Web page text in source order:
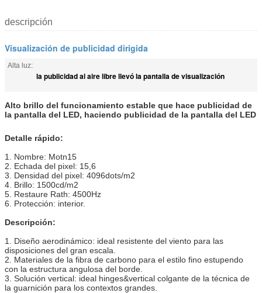
descripción
Visualización de publicidad dirigida
Alta luz:
la publicidad al aire libre llevó la pantalla de visualización
Alto brillo del funcionamiento estable que hace publicidad de
la pantalla del LED, haciendo publicidad de la pantalla del LED
Detalle rápido:
1. Nombre: Motn15
2. Echada del pixel: 15,6
3. Densidad del pixel: 4096dots/m2
4. Brillo: 1500cd/m2
5. Restaure Rath: 4500Hz
6. Protección: interior.
Descripción:
1. Diseño aerodinámico: ideal resistente del viento para las
disposiciones del gran escala.
2. Materiales de la fibra de carbono para el estilo fino estupendo
con la estructura angulosa del borde.
3. Solución vertical: ideal hinges&vertical colgante de la técnica de
la guarnición para los contextos grandes.